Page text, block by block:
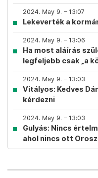
2024. May 9. – 13:07
Lekeverték a
2024. May 9. – 13:06
Ha most aláírás
legfeljebb csak „a
2024. May 9. – 13:03
Vitályos: Kedves
kérdezni
2024. May 9. – 13:03
Gulyás: Nincs
ahol nincs ott